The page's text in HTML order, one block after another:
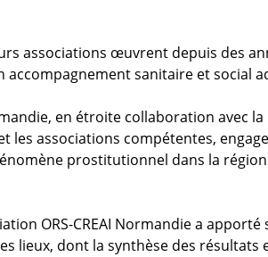
associations œuvrent depuis des
sanitaire et social
en étroite collaboration avec la
les associations compétentes,
prostitutionnel dans la
ORS-CREAI Normandie a
lieux, dont la synthèse des résultats